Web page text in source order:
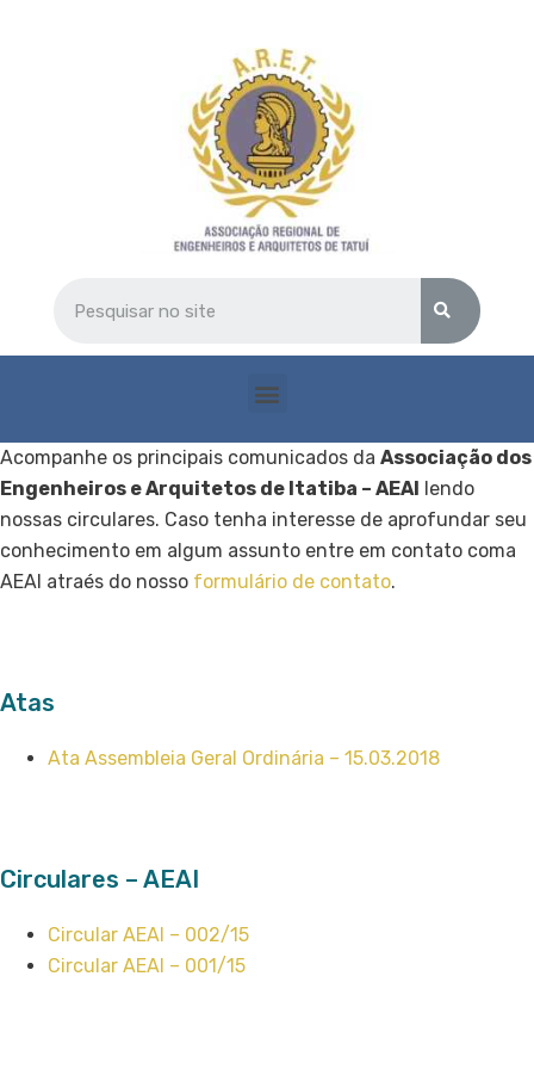
Acompanhe os principais comunicados da Associação dos
Engenheiros e Arquitetos de Itatiba – AEAI lendo
nossas circulares. Caso tenha interesse de aprofundar seu
conhecimento em algum assunto entre em contato coma
AEAI atraés do nosso formulário de contato.
Atas
Ata Assembleia Geral Ordinária – 15.03.2018
Circulares – AEAI
Circular AEAI – 002/15
Circular AEAI – 001/15